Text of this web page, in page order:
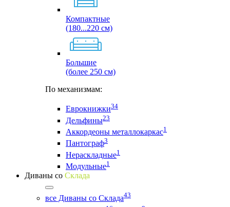
Компактные
(180...220 см)
Большие
(более 250 см)
По механизмам:
Еврокнижки34
Дельфины23
Аккордеоны металлокаркас1
Пантограф3
Нераскладные1
Модульные1
Диваны со Склада
все Диваны со Склада43